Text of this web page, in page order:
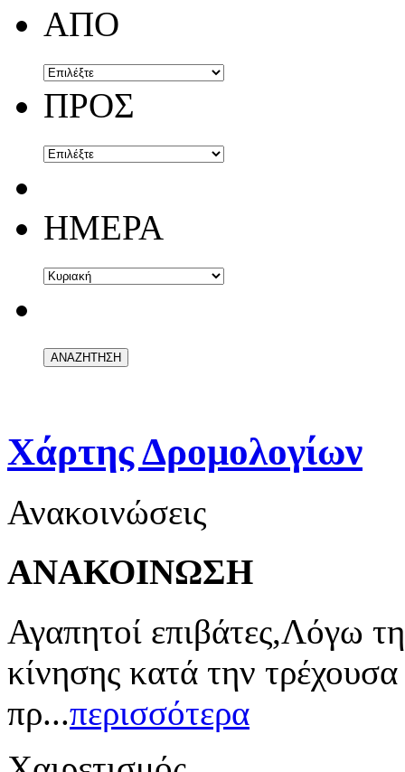
ΑΠΟ
ΠΡΟΣ
ΗΜΕΡΑ
Χάρτης Δρομολογίων
Ανακοινώσεις
ΑΝΑΚΟΙΝΩΣΗ
Αγαπητοί επιβάτες,Λόγω
κίνησης κατά την
πρ...περισσότερα